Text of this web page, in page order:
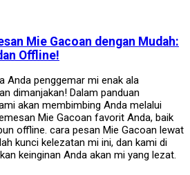
Mie Gacoan dengan Mudah:
Offline!
Anda penggemar mi enak ala
dimanjakan! Dalam panduan
akan membimbing Anda melalui
Mie Gacoan favorit Anda, baik
offline. cara pesan Mie Gacoan lewat
kunci kelezatan mi ini, dan kami di
keinginan Anda akan mi yang lezat.